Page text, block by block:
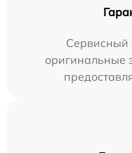
Сервисный
оригинальные